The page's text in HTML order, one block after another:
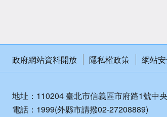
政府網站資料開放 隱私權政策 網站
地址：110204 臺北市信義區市府路1號中
電話：1999(外縣市請撥02-27208889)